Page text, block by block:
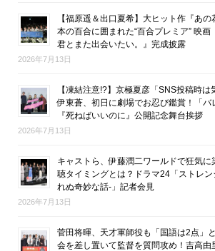
【福原遥＆出口夏希】大ヒット作『あ
本の百合に囲まれた“百合プレミア” 映画
君とまた出会いたい。』完成披露
2026年7月13日
【凍結注意!?】京極夏彦「SNS投稿時は
伊東蒼、初日に劇場でお忍び鑑賞！「バ
『死ねばいいのに』公開記念舞台挨拶
2026年7月13日
キャストら、伊藤潤二ワールドで狂気に
聴タイミングとは？ドラマ24「ストレ
れぬ奇妙な話-」記者会見
2026年7月13日
菅田将暉、天才軍師役も「国語は2点」
会を差し置いて監督を質問攻め！吉高由